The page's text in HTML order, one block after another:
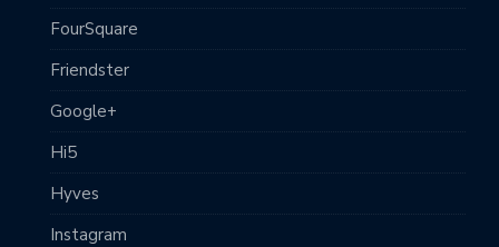
FourSquare
Friendster
Google+
Hi5
Hyves
Instagram